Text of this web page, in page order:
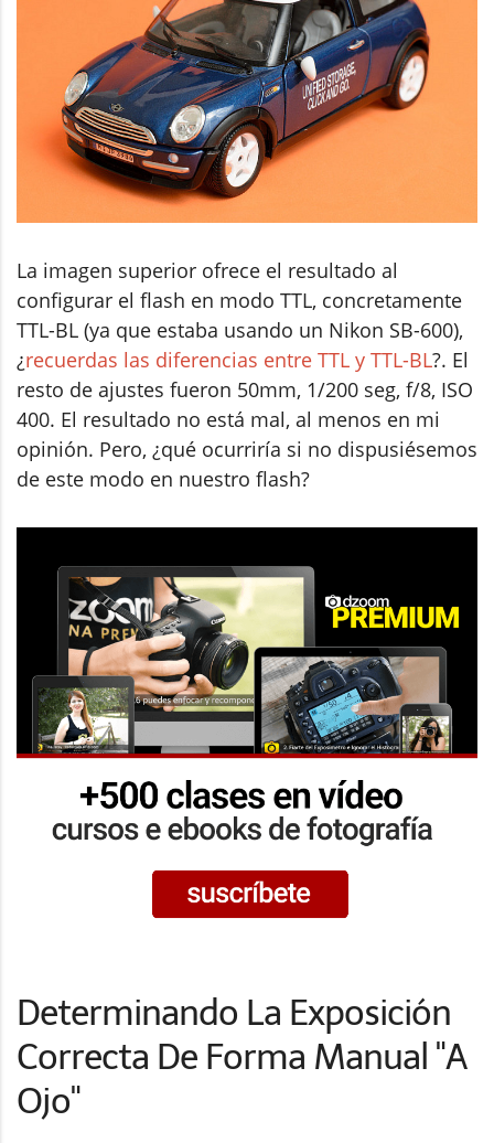
La imagen superior ofrece el resultado al
configurar el flash en modo TTL, concretamente
TTL-BL (ya que estaba usando un Nikon SB-600),
¿recuerdas las diferencias entre TTL y TTL-BL?. El
resto de ajustes fueron 50mm, 1/200 seg, f/8, ISO
400. El resultado no está mal, al menos en mi
opinión. Pero, ¿qué ocurriría si no dispusiésemos
de este modo en nuestro flash?
Determinando La Exposición
Correcta De Forma Manual "A
Ojo"